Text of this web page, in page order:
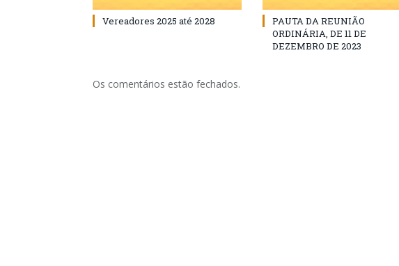
Vereadores 2025 até 2028
PAUTA DA REUNIÃO
ORDINÁRIA, DE 11 DE
DEZEMBRO DE 2023
Os comentários estão fechados.